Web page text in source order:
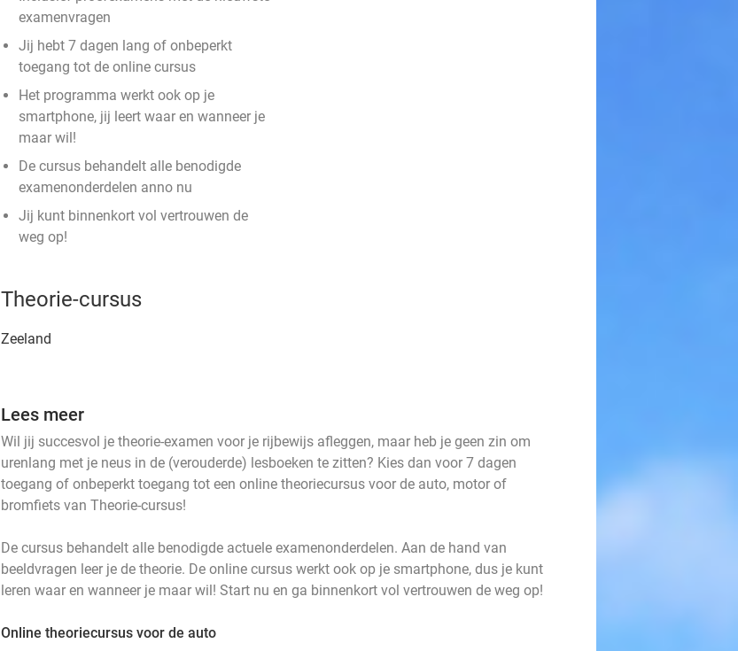
examenvragen
Jij hebt 7 dagen lang of onbeperkt
toegang tot de online cursus
Het programma werkt ook op je
smartphone, jij leert waar en wanneer je
maar wil!
De cursus behandelt alle benodigde
examenonderdelen anno nu
Jij kunt binnenkort vol vertrouwen de
weg op!
Theorie-cursus
Zeeland
Lees meer
Wil jij succesvol je theorie-examen voor je rijbewijs afleggen, maar heb je geen zin om
urenlang met je neus in de (verouderde) lesboeken te zitten? Kies dan voor 7 dagen
toegang of onbeperkt toegang tot een online theoriecursus voor de auto, motor of
bromfiets van Theorie-cursus!
De cursus behandelt alle benodigde actuele examenonderdelen. Aan de hand van
beeldvragen leer je de theorie. De online cursus werkt ook op je smartphone, dus je kunt
leren waar en wanneer je maar wil! Start nu en ga binnenkort vol vertrouwen de weg op!
Online theoriecursus voor de auto